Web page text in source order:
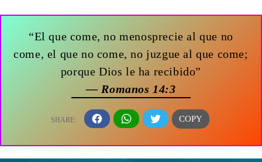
“El que come, no menosprecie al que no
come, el que no come, no juzgue al que come;
porque Dios le ha recibido”
— Romanos 14:3